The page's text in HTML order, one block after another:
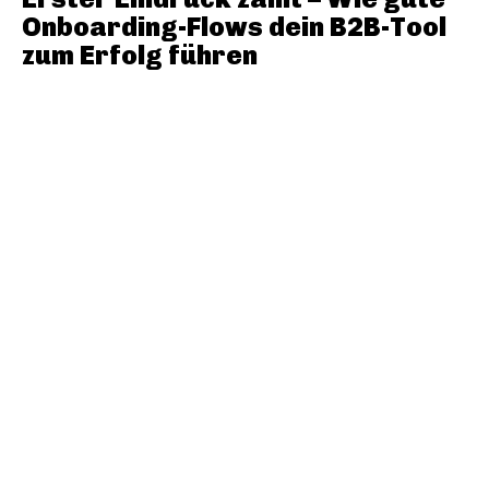
Onboarding-Flows dein B2B-Tool
zum Erfolg führen